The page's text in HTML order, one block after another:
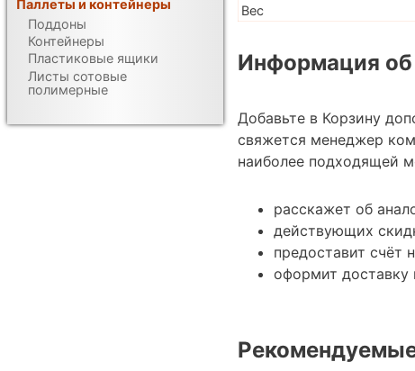
Вес
Информация об
Добавьте в Корзину
свяжется менеджер
наиболее подходящей
расскажет об
действующих
предоставит счёт
оформит доставку
Паллеты и контейнеры
Поддоны
Контейнеры
Пластиковые ящики
Листы сотовые
полимерные